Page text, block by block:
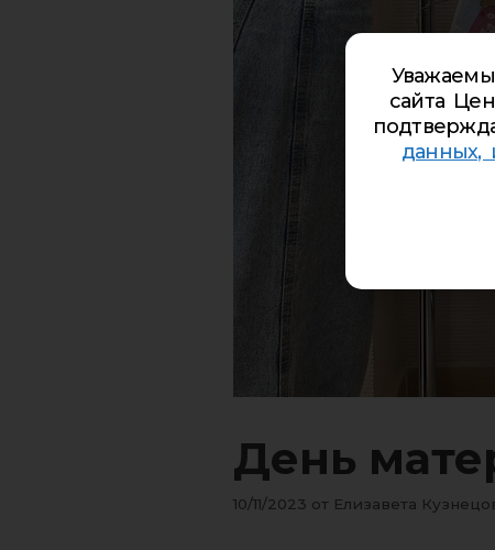
День
10/11/2023 от Елизавета
сайта
данных,